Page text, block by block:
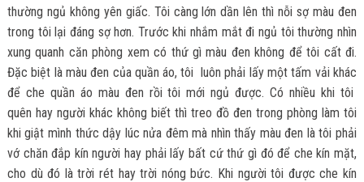
thường ngủ không yên giấc. Tôi càng lớn dần lên thì nỗi sợ màu đen
trong tôi lại đáng sợ hơn. Trước khi nhắm mắt đi ngủ tôi thường nhìn
xung quanh căn phòng xem có thứ gì màu đen không để tôi cất đi.
Đặc biệt là màu đen của quần áo, tôi luôn phải lấy một tấm vải khác
để che quần áo màu đen rồi tôi mới ngủ được. Có nhiều khi tôi
quên hay người khác không biết thì treo đồ đen trong phòng làm tôi
khi giật mình thức dậy lúc nửa đêm mà nhìn thấy màu đen là tôi phải
vớ chăn đắp kín người hay phải lấy bất cứ thứ gì đó để che kín mặt,
cho dù đó là trời rét hay trời nóng bức. Khi người tôi được che kín